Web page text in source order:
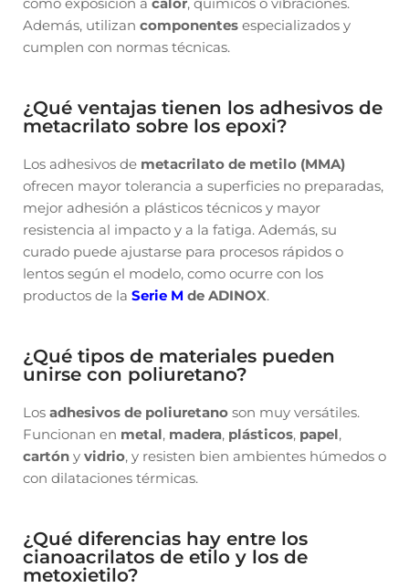
Además, utilizan componentes especializados y
cumplen con normas técnicas.
¿Qué ventajas tienen los adhesivos de
metacrilato sobre los epoxi?
Los adhesivos de metacrilato de metilo (MMA)
ofrecen mayor tolerancia a superficies no preparadas,
mejor adhesión a plásticos técnicos y mayor
resistencia al impacto y a la fatiga. Además, su
curado puede ajustarse para procesos rápidos o
lentos según el modelo, como ocurre con los
productos de la Serie M de ADINOX.
¿Qué tipos de materiales pueden
unirse con poliuretano?
Los adhesivos de poliuretano son muy versátiles.
Funcionan en metal, madera, plásticos, papel,
cartón y vidrio, y resisten bien ambientes húmedos o
con dilataciones térmicas.
¿Qué diferencias hay entre los
cianoacrilatos de etilo y los de
metoxietilo?